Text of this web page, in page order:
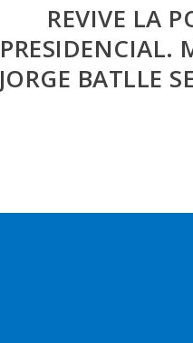
REVIVE LA
PRESIDENCIAL.
JORGE BATLLE